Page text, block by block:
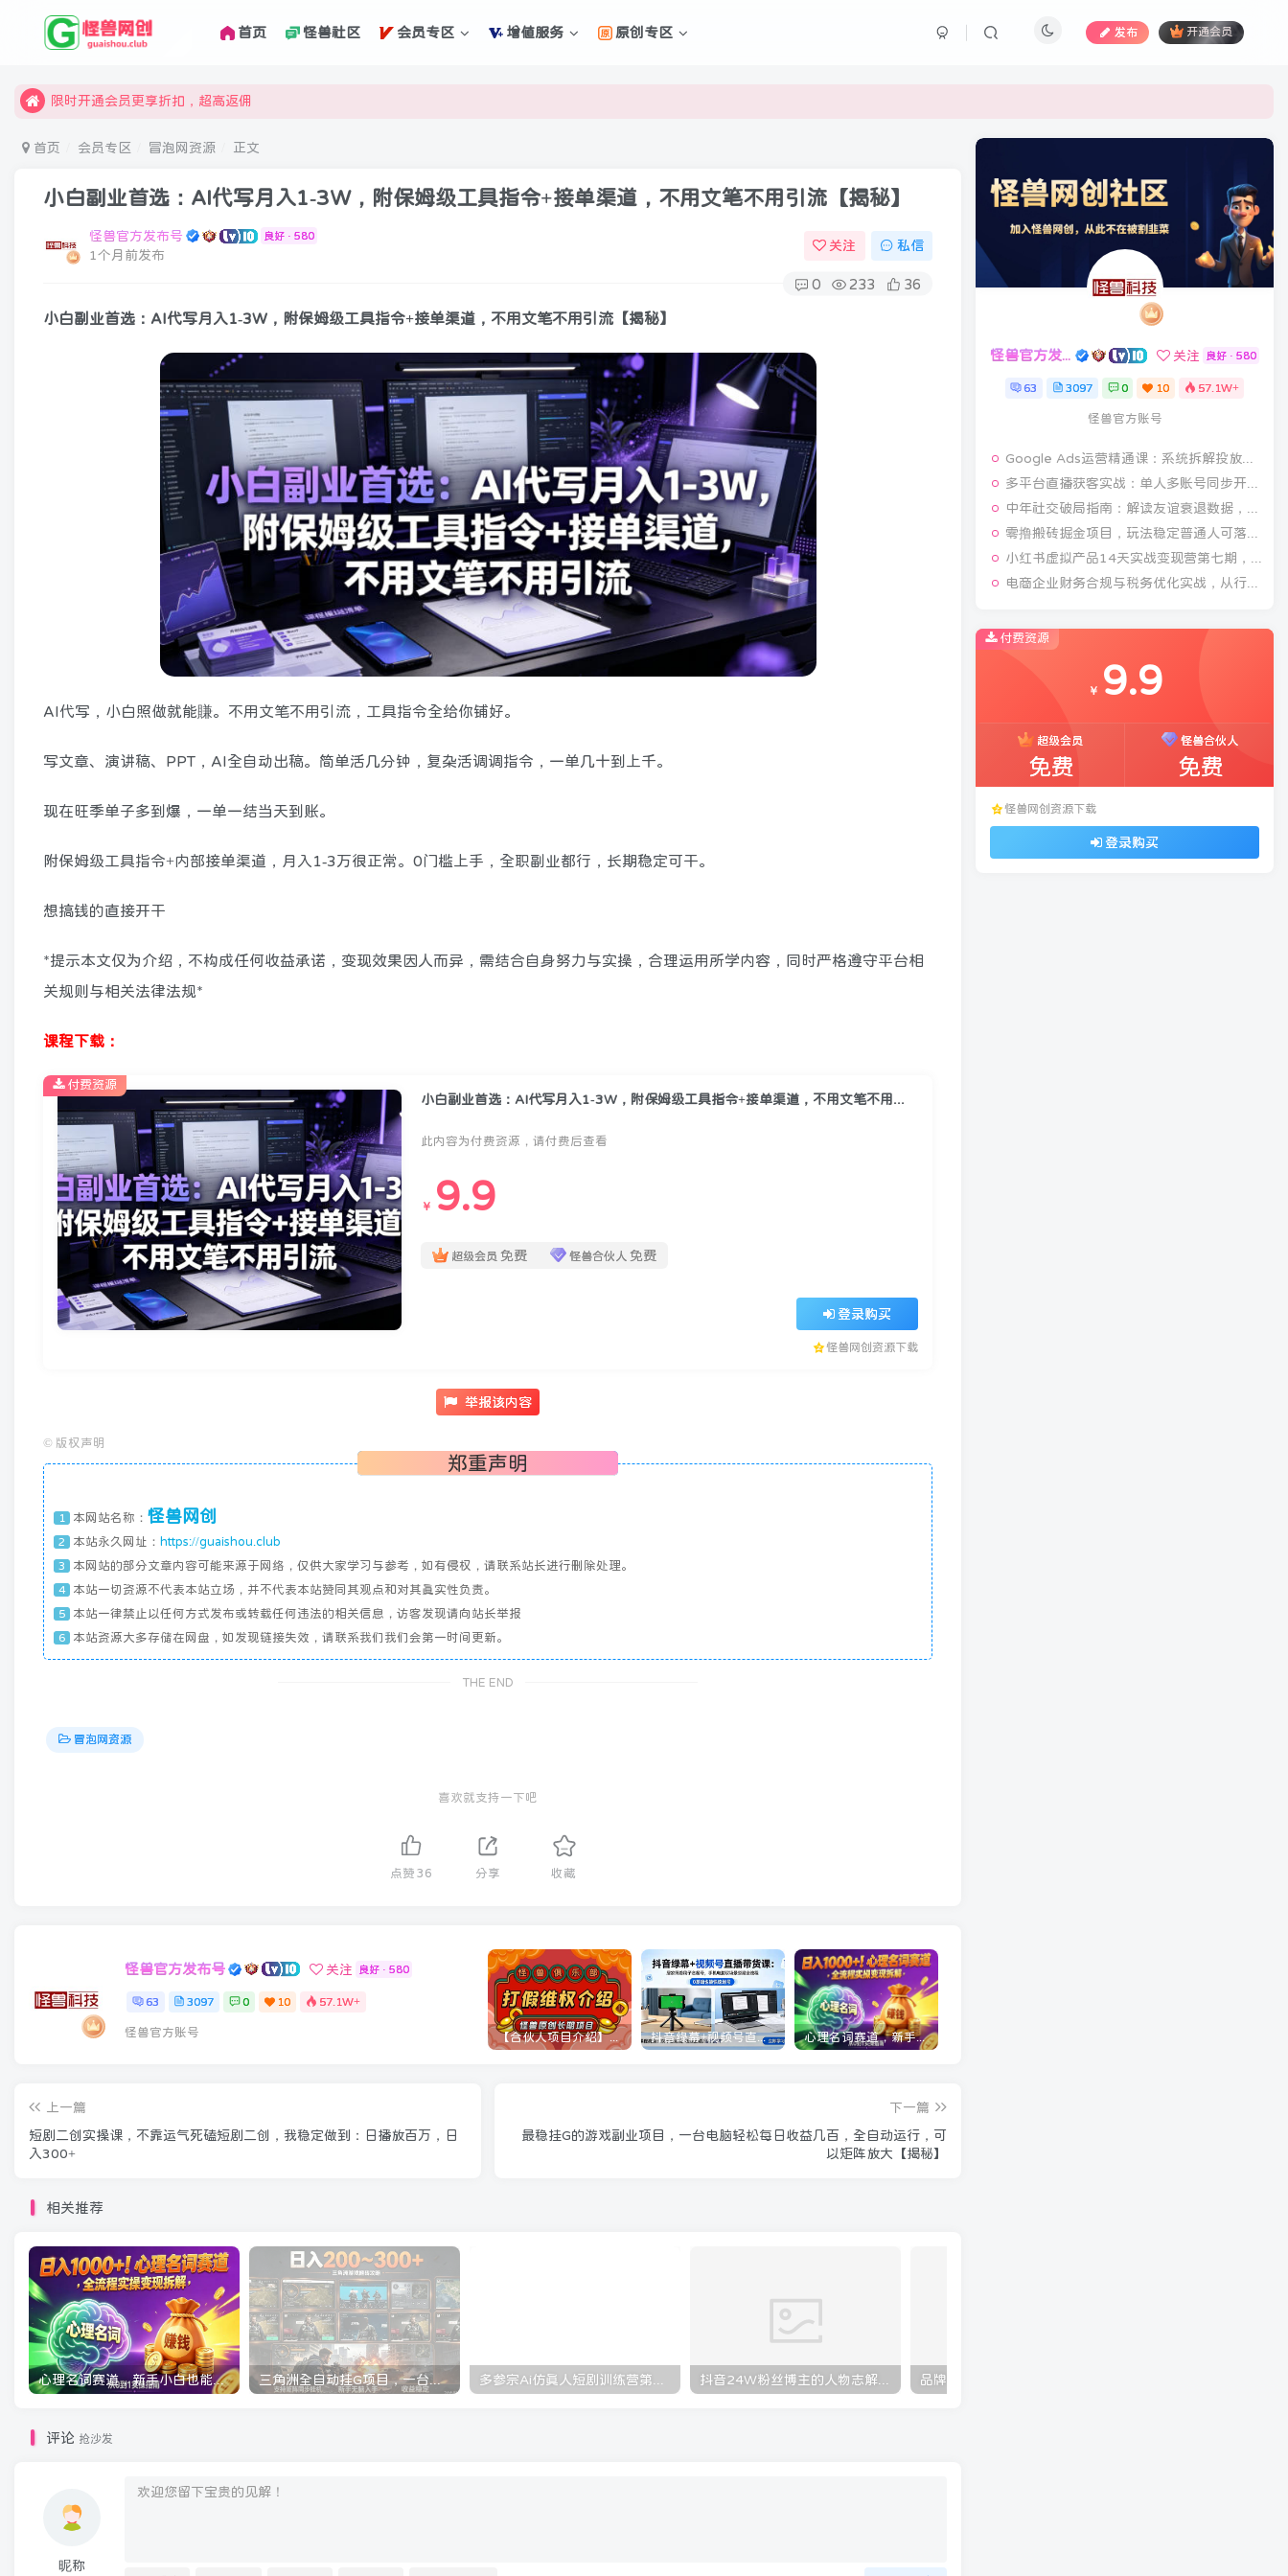
首页 怪兽社区 会员专区 增值服务 原创专区 发布 开通会员
汇集各领域的创新者、创业者和副业经营者，共同探索创业和创新的未来
限时开通会员更享折扣，超高返佣
首页 会员专区 冒泡网资源 正文
小白副业首选：AI代写月入1-3W，附保姆级工具指令+接单渠道，不用文笔不用引流【揭秘】
怪兽官方发布号 良好 · 580
1个月前发布
关注 私信
0 233 36
小白副业首选：AI代写月入1-3W，附保姆级工具指令+接单渠道，不用文笔不用引流【揭秘】
AI代写，小白照做就能賺。不用文笔不用引流，工具指令全给你铺好。
写文章、演讲稿、PPT，AI全自动出稿。简单活几分钟，复杂活调调指令，一单几十到上千。
现在旺季单子多到爆，一单一结当天到账。
附保姆级工具指令+内部接单渠道，月入1-3万很正常。0门槛上手，全职副业都行，长期稳定可干。
想搞钱的直接开干
*提示本文仅为介绍，不构成任何收益承诺，变现效果因人而异，需结合自身努力与实操，合理运用所学内容，同时严格遵守平台相
关规则与相关法律法规*
课程下载：
此内容为付费资源，请付费后查看
￥ 9.9
超级会员 免费 怪兽合伙人 免费
登录购买
怪兽网创资源下载
付费资源
举报该内容
© 版权声明
郑重声明
1 本网站名称： 怪兽网创
2 本站永久网址： https://guaishou.club
3 本网站的部分文章内容可能来源于网络，仅供大家学习与参考，如有侵权，请联系站长进行删除处理。
4 本站一切资源不代表本站立场，并不代表本站赞同其观点和对其真实性负责。
5 本站一律禁止以任何方式发布或转载任何违法的相关信息，访客发现请向站长举报
6 本站资源大多存储在网盘，如发现链接失效，请联系我们我们会第一时间更新。
THE END
冒泡网资源
喜欢就支持一下吧
点赞 36 分享 收藏
怪兽官方发布号 关注 良好 · 580
63 3097 0 10 57.1W+
怪兽官方账号 【合伙人项目介绍】打假维权项目介绍 抖音绿幕+视频号直播带货课：居家照着稿子念起号，手机电脑双场景搭建全流程 心理名词赛道，新手小白也能做，全流程项目拆解，单日变现1k+
上一篇
短剧二创实操课，不靠运气死磕短剧二创，我稳定做到：日播放百万，日
入300+
下一篇
最稳挂G的游戏副业项目，一台电脑轻松每日收益几百，全自动运行，可
以矩阵放大【揭秘】
相关推荐
心理名词赛道，新手小白也能做，全流程项目拆解，单日变现1k+ 三角洲全自动挂G项目，一台电脑即可操作，防封稳账号，日收益300+，收益全程包回收，省心稳賺【揭秘】
评论 抢沙发
昵称
关注 良好 · 580
63 3097 0 10 57.1W+
怪兽官方账号
付费资源
￥ 9.9
超级会员
免费
怪兽合伙人
免费
怪兽网创资源下载
登录购买